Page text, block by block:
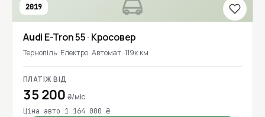
2019
Audi E-Tron 55· Кросовер
Тернопіль Електро Автомат 119к км
ПЛАТІЖ ВІД
35 200 ₴/міс
Ціна авто 1 164 000 ₴